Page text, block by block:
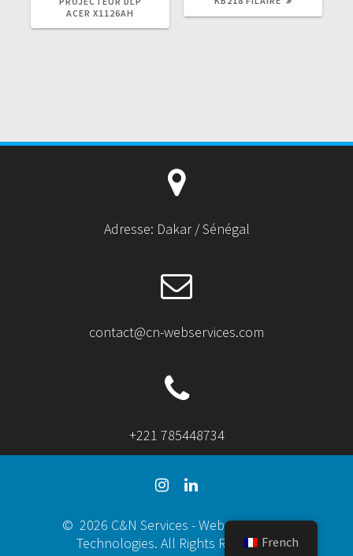
ACER X1126AH
Adresse: Dakar / Sénégal
contact@cn-webservices.com
+221 785448734
© 2026 C&N Services - Web Services et
Technologies. All Rights Reserved.French